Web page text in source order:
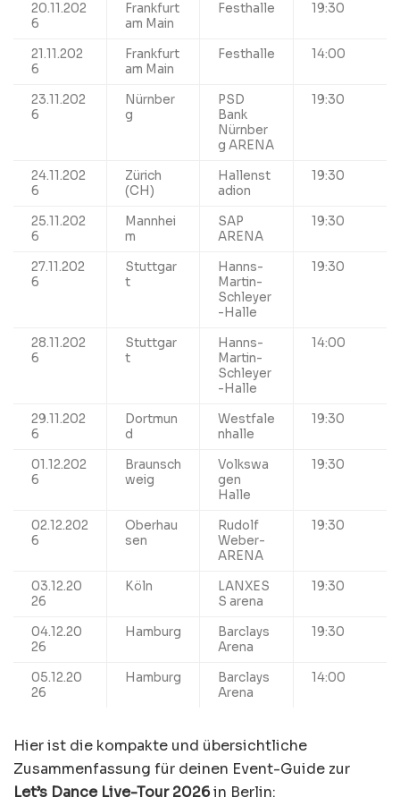
20.11.202
6
Frankfurt
am Main
Festhalle 19:30
21.11.202
6
Frankfurt
am Main
Festhalle 14:00
23.11.202
6
Nürnber
g
PSD
Bank
Nürnber
g ARENA
19:30
24.11.202
6
Zürich
(CH)
Hallenst
adion
19:30
25.11.202
6
Mannhei
m
SAP
ARENA
19:30
27.11.202
6
Stuttgar
t
Hanns-
Martin-
Schleyer
-Halle
19:30
28.11.202
6
Stuttgar
t
Hanns-
Martin-
Schleyer
-Halle
14:00
29.11.202
6
Dortmun
d
Westfale
nhalle
19:30
01.12.202
6
Braunsch
weig
Volkswa
gen
Halle
19:30
02.12.202
6
Oberhau
sen
Rudolf
Weber-
ARENA
19:30
03.12.20
26
Köln
LANXES
S arena
19:30
04.12.20
26
Hamburg
Barclays
Arena
19:30
05.12.20
26
Hamburg
Barclays
Arena
14:00
Hier ist die kompakte und übersichtliche
Zusammenfassung für deinen Event-Guide zur
Let’s Dance Live-Tour 2026in Berlin: